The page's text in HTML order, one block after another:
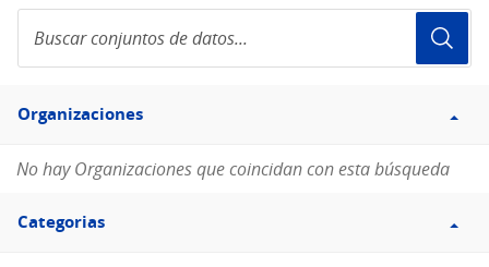
conjuntos
de
Filtro
Organizaciones
Organizaciones
No hay Organizaciones que coincidan con esta búsqueda
Filtro
Categorias
Categorias